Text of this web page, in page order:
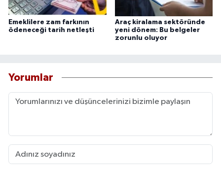
Emeklilere zam farkının
ödeneceği tarih netleşti
Araç kiralama sektöründe
yeni dönem: Bu belgeler
zorunlu oluyor
Yorumlar